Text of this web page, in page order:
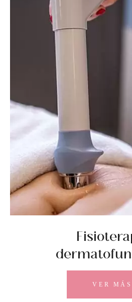
VER MÁS